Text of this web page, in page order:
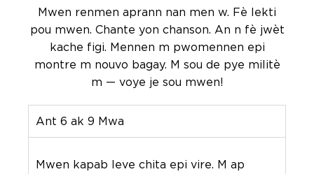
Mwen renmen aprann nan men w. Fè lekti
pou mwen. Chante yon chanson. An n fè jwèt
kache figi. Mennen m pwomennen epi
montre m nouvo bagay. M sou de pye militè
m — voye je sou mwen!
Ant 6 ak 9 Mwa
Mwen kapab leve chita epi vire. M ap